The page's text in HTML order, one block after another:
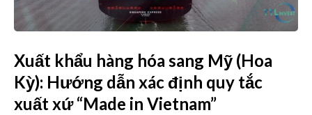
Xuất khẩu hàng hóa sang Mỹ (Hoa
Kỳ): Hướng dẫn xác định quy tắc
xuất xứ “Made in Vietnam”